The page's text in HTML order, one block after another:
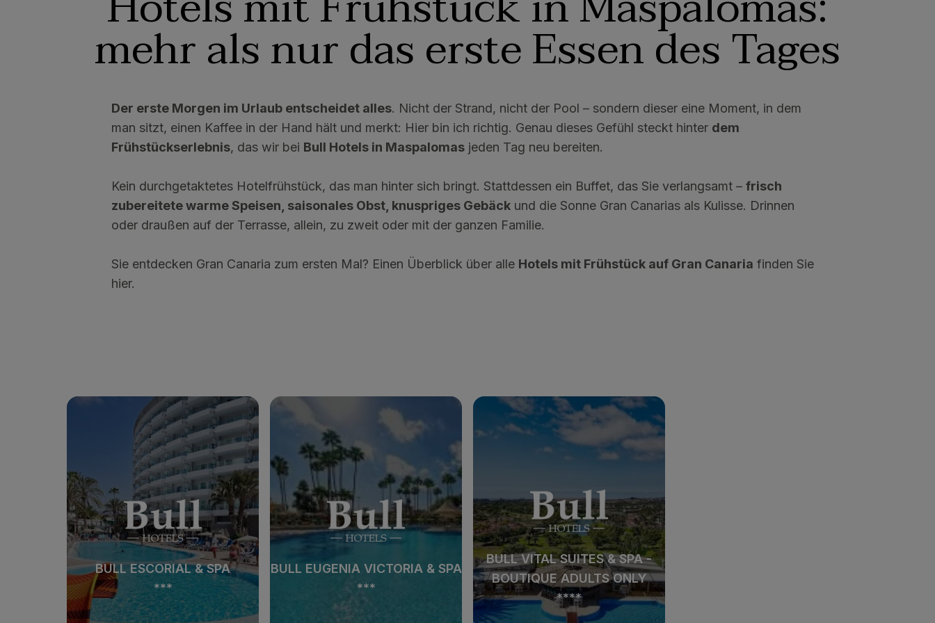
mehr als nur das erste Essen des Tages
Der erste Morgen im Urlaub entscheidet alles. Nicht der Strand, nicht der Pool – sondern dieser eine Moment, in dem
man sitzt, einen Kaffee in der Hand hält und merkt: Hier bin ich richtig. Genau dieses Gefühl steckt hinter dem
Frühstückserlebnis, das wir bei Bull Hotels in Maspalomas jeden Tag neu bereiten.
Kein durchgetaktetes Hotelfrühstück, das man hinter sich bringt. Stattdessen ein Buffet, das Sie verlangsamt – frisch
zubereitete warme Speisen, saisonales Obst, knuspriges Gebäck und die Sonne Gran Canarias als Kulisse. Drinnen
oder draußen auf der Terrasse, allein, zu zweit oder mit der ganzen Familie.
Sie entdecken Gran Canaria zum ersten Mal? Einen Überblick über alle Hotels mit Frühstück auf Gran Canaria finden Sie
hier.
BULL ESCORIAL & SPA
***
BULL ESCORIAL & SPA
***
BULL EUGENIA VICTORIA & SPA
***
BULL EUGENIA VICTORIA & SPA
***
BULL VITAL SUITES & SPA -
BOUTIQUE ADULTS ONLY
****
BULL VITAL SUITES & SPA -
BOUTIQUE ADULTS ONLY
****